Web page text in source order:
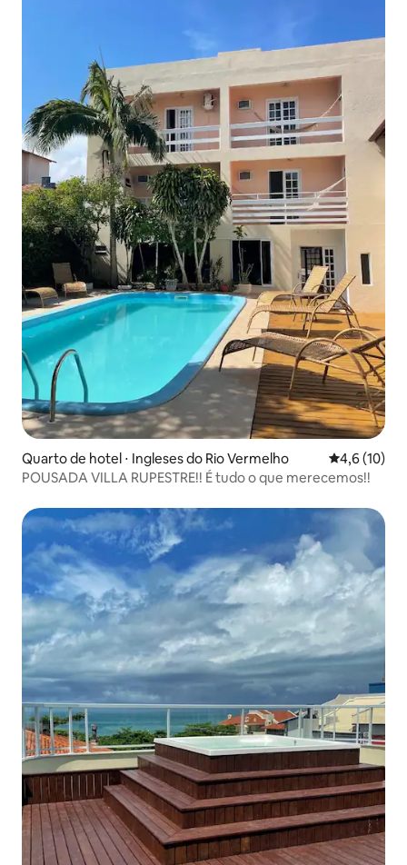
Quarto de hotel ⋅ Ingleses do Rio Vermelho 4,6 de uma
4,6 (10)
POUSADA VILLA RUPESTRE!! É tudo o que merecemos!!